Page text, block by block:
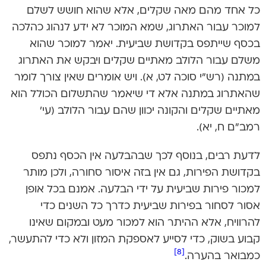
כל אחד מהם מאה שקלים, אלא שהוא חושש לשלם
למוכר עבור האתרוג, שמא המוכר לא ידע לנהוג כהלכה
בכסף שייתפס בקדושת שביעית. יאמר למוכר שהוא
משלם עבור הלולב מאתיים שקלים ויבקש את האתרוג
במתנה (רש”י סוכה לט, א). ויש אומרים שאין צורך לומר
שהאתרוג במתנה אלא די שיאמר שהתשלום הכולל הוא
מאתיים שקלים והקונה יכוון שהם עבור הלולב (עי’
רמב”ם ח, יא).
לדעת רבים, בנוסף לכך שבהבלעה אין הכסף נתפס
בקדושת הפירות, גם אין בזה איסור סחורה, ולכן מותר
למכור פירות שביעית על ידי הבלעה. אמנם בכל אופן
אסור לסחור בפירות שביעית כדרך כל השנים כדי
להרוויח, אלא ההיתר הוא למכור מעט ובמקום שאינו
קבוע בשוק, כדי לסייע לאספקת המזון ולא כדי להתעשר,
כמבואר בהערה.